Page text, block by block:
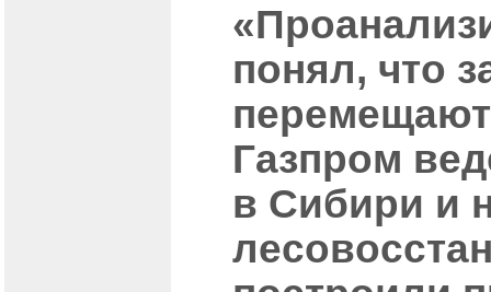
понял, что
Газпром
в Сибири и